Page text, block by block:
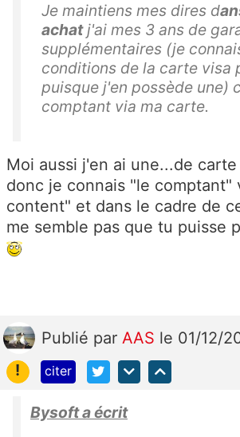
Je maintiens mes dires d
achatj'ai mes 3 ans de
supplémentaires (je
conditions de la carte visa
puisque j'en possède une)
comptant via ma carte.
Moi aussi j'en ai une...de
donc je connais "le comptant"
content" et dans le cadre de
me semble pas que tu puisse
Publié par AAS le 01/12/
!
citer
Bysoft a écrit